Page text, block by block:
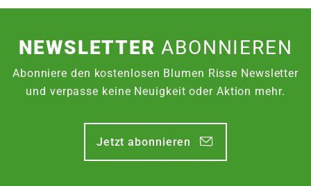
NEWSLETTERABONNIEREN
Abonniere den kostenlosen Blumen Risse Newsletter
und verpasse keine Neuigkeit oder Aktion mehr.
Jetzt abonnieren